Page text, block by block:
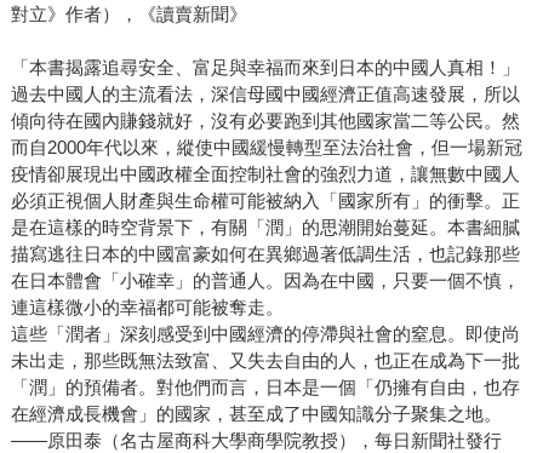
對立》作者），《讀賣新聞》
「本書揭露追尋安全、富足與幸福而來到日本的中國人真相！」
過去中國人的主流看法，深信母國中國經濟正值高速發展，所以
傾向待在國內賺錢就好，沒有必要跑到其他國家當二等公民。然
而自2000年代以來，縱使中國緩慢轉型至法治社會，但一場新冠
疫情卻展現出中國政權全面控制社會的強烈力道，讓無數中國人
必須正視個人財產與生命權可能被納入「國家所有」的衝擊。正
是在這樣的時空背景下，有關「潤」的思潮開始蔓延。本書細膩
描寫逃往日本的中國富豪如何在異鄉過著低調生活，也記錄那些
在日本體會「小確幸」的普通人。因為在中國，只要一個不慎，
連這樣微小的幸福都可能被奪走。
這些「潤者」深刻感受到中國經濟的停滯與社會的窒息。即使尚
未出走，那些既無法致富、又失去自由的人，也正在成為下一批
「潤」的預備者。對他們而言，日本是一個「仍擁有自由，也存
在經濟成長機會」的國家，甚至成了中國知識分子聚集之地。
——原田泰（名古屋商科大學商學院教授），每日新聞社發行